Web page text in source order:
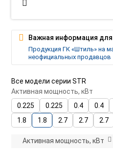
Все модели серии STR
Активная мощность, кВт
0.225
0.225 0.4 0.4
1.8
1.8 2.7 2.7 2.7
Активная мощность, кВт
Важная информация для
Продукция ГК «Штиль» на
неофициальных продавцов